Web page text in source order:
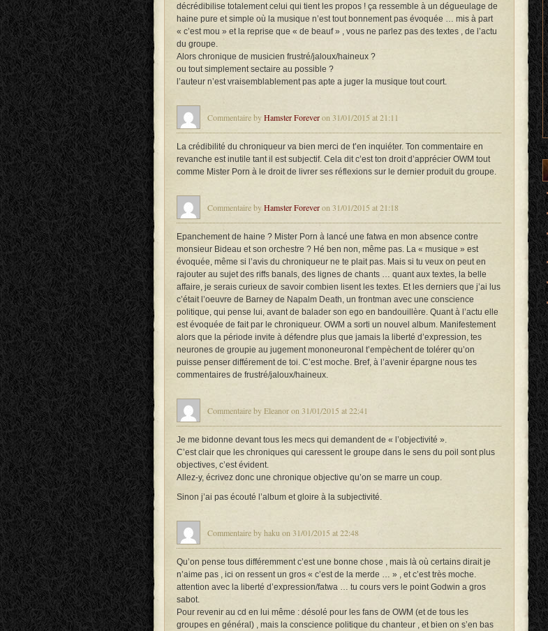
décrédibilise totalement celui qui tient les propos ! ça ressemble à un dégueulage de
haine pure et simple où la musique n’est tout bonnement pas évoquée … mis à part
« c’est mou » et la reprise que « de beauf » , vous ne parlez pas des textes , de l’actu
du groupe.
Alors chronique de musicien frustré/jaloux/haineux ?
ou tout simplement sectaire au possible ?
l’auteur n’est vraisemblablement pas apte a juger la musique tout court.
Commentaire byHamster Foreveron 31/01/2015 at 21:11
La crédibilité du chroniqueur va bien merci de t’en inquiéter. Ton commentaire en
revanche est inutile tant il est subjectif. Cela dit c’est ton droit d’apprécier OWM tout
comme Mister Porn à le droit de livrer ses réflexions sur le dernier produit du groupe.
Commentaire byHamster Foreveron 31/01/2015 at 21:18
Epanchement de haine ? Mister Porn à lancé une fatwa en mon absence contre
monsieur Bideau et son orchestre ? Hé ben non, même pas. La « musique » est
évoquée, même si l’avis du chroniqueur ne te plait pas. Mais si tu veux on peut en
rajouter au sujet des riffs banals, des lignes de chants … quant aux textes, la belle
affaire, je serais curieux de savoir combien lisent les textes. Et les derniers que j’ai lus
c’était l’oeuvre de Barney de Napalm Death, un frontman avec une conscience
politique, qui pense lui, avant de balader son ego en bandouillère. Quant à l’actu elle
est évoquée de fait par le chroniqueur. OWM a sorti un nouvel album. Manifestement
alors que la période invite à défendre plus que jamais la liberté d’expression, tes
neurones de groupie au jugement mononeuronal t’empèchent de tolérer qu’on
puisse penser différement de toi. C’est moche. Bref, à l’avenir épargne nous tes
commentaires de frustré/jaloux/haineux.
Commentaire by Eleanor on 31/01/2015 at 22:41
Je me bidonne devant tous les mecs qui demandent de « l’objectivité ».
C’est clair que les chroniques qui caressent le groupe dans le sens du poil sont plus
objectives, c’est évident.
Allez-y, écrivez donc une chronique objective qu’on se marre un coup.
Sinon j’ai pas écouté l’album et gloire à la subjectivité.
Commentaire by haku on 31/01/2015 at 22:48
Qu’on pense tous différemment c’est une bonne chose , mais là où certains dirait je
n’aime pas , ici on ressent un gros « c’est de la merde … » , et c’est très moche.
attention avec la liberté d’expression/fatwa … tu cours vers le point Godwin a gros
sabot.
Pour revenir au cd en lui même : désolé pour les fans de OWM (et de tous les
groupes en général) , mais la conscience politique du chanteur , et bien on s’en bas